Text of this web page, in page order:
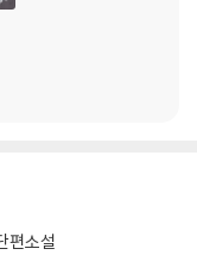
편소설